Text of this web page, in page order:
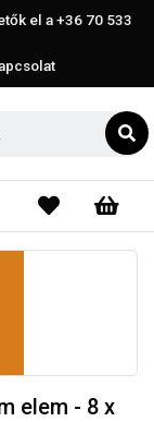
el a+36 70 533
elem - 8 x